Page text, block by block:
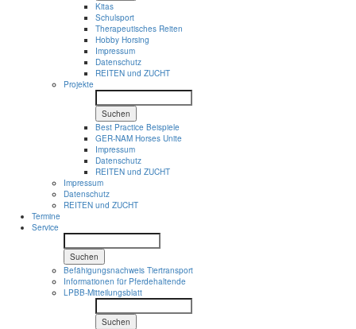
Kitas
Schulsport
Therapeutisches Reiten
Hobby Horsing
Impressum
Datenschutz
REITEN und ZUCHT
Projekte
Suchen
Best Practice Beispiele
GER-NAM Horses Unite
Impressum
Datenschutz
REITEN und ZUCHT
Impressum
Datenschutz
REITEN und ZUCHT
Termine
Service
Suchen
Befähigungsnachweis Tiertransport
Informationen für Pferdehaltende
LPBB-Mitteilungsblatt
Suchen